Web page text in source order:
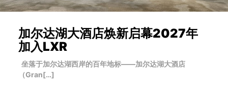
加尔达湖大酒店焕新启幕2027年
加入LXR
坐落于加尔达湖西岸的百年地标——加尔达湖大酒店
（Gran[…]